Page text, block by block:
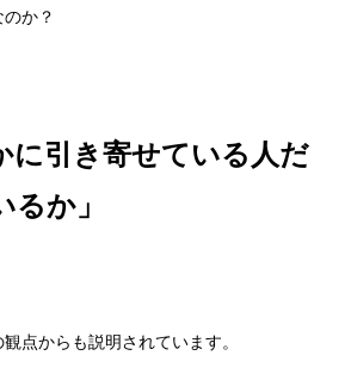
か？
に引き寄せている人だ
か」
点からも説明されています。